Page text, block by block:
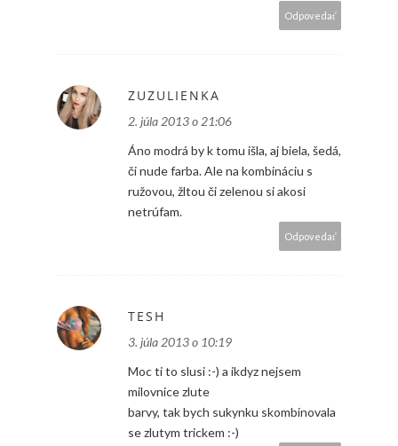
Odpovedať
ZUZULIENKA
2. júla 2013 o 21:06
Áno modrá by k tomu išla, aj biela, šedá,
či nude farba. Ale na kombináciu s
ružovou, žltou či zelenou si akosi
netrúfam.
Odpovedať
TESH
3. júla 2013 o 10:19
Moc ti to slusi :-) a ikdyz nejsem
milovnice zlute
barvy, tak bych sukynku skombinovala
se zlutym trickem :-)